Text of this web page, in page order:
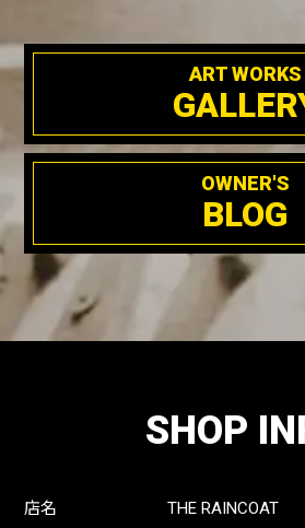
ART WORKS
OWNER'S
BLOG
SHOP
店名
THE RAINCOAT